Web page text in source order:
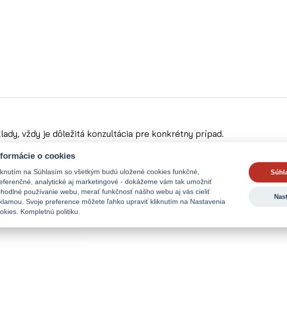
vždy je dôležitá konzultácia pre konkrétny prípad.
ponuku?
o cookies
na Súhlasím so všetkým budú uložené cookies funkčné,
analytické aj marketingové - dokážeme vám tak umožniť
používanie webu, merať funkčnosť nášho webu aj vás cieliť
Svoje preference môžete ľahko upraviť kliknutím na Nastavenia
Kompletnú politiku.